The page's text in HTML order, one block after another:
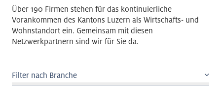
Über 190 Firmen stehen für das kontinuierliche
Vorankommen des Kantons Luzern als Wirtschafts- und
Wohnstandort ein. Gemeinsam mit diesen
Netzwerkpartnern sind wir für Sie da.
Filter nach Branche